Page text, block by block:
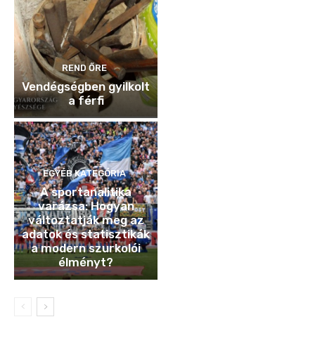
REND ŐRE
Vendégségben gyilkolt
a férfi
EGYÉB KATEGÓRIA
A sportanalitika
varázsa: Hogyan
változtatják meg az
adatok és statisztikák
a modern szurkolói
élményt?